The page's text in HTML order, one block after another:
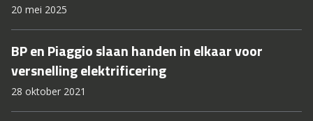
20 mei 2025
BP en Piaggio slaan handen in elkaar voor
versnelling elektrificering
28 oktober 2021